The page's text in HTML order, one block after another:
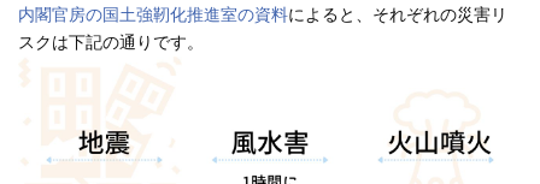
内閣官房の国土強靭化推進室の資料によると、それぞれの災害リ
スクは下記の通りです。